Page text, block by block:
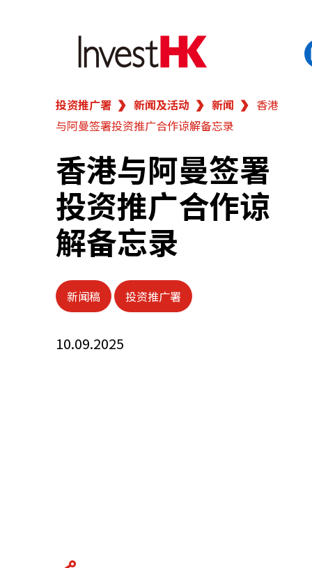
繁 简
香港营商优势
我们的客户
新闻及活动
业务领域
在港开业
关于我们
投资推广署 新闻及活动 新闻
香港
与阿曼签署投资推广合作谅解备忘录
香港与阿曼签署
投资推广合作谅
解备忘录
新闻稿 投资推广署
10.09.2025